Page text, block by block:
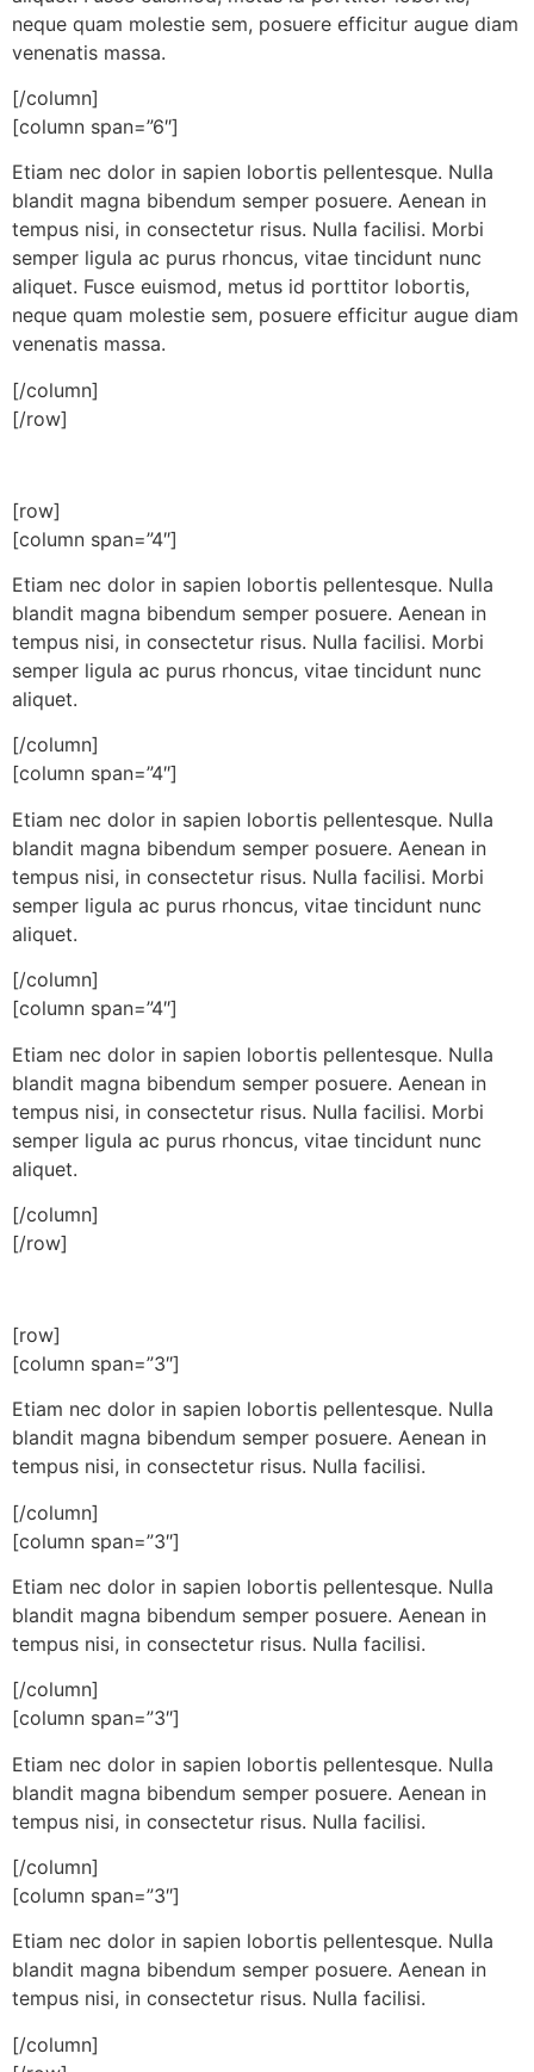
neque quam molestie sem, posuere efficitur augue diam
venenatis massa.
[/column]
[column span=”6″]
Etiam nec dolor in sapien lobortis pellentesque. Nulla
blandit magna bibendum semper posuere. Aenean in
tempus nisi, in consectetur risus. Nulla facilisi. Morbi
semper ligula ac purus rhoncus, vitae tincidunt nunc
aliquet. Fusce euismod, metus id porttitor lobortis,
neque quam molestie sem, posuere efficitur augue diam
venenatis massa.
[/column]
[/row]
[row]
[column span=”4″]
Etiam nec dolor in sapien lobortis pellentesque. Nulla
blandit magna bibendum semper posuere. Aenean in
tempus nisi, in consectetur risus. Nulla facilisi. Morbi
semper ligula ac purus rhoncus, vitae tincidunt nunc
aliquet.
[/column]
[column span=”4″]
Etiam nec dolor in sapien lobortis pellentesque. Nulla
blandit magna bibendum semper posuere. Aenean in
tempus nisi, in consectetur risus. Nulla facilisi. Morbi
semper ligula ac purus rhoncus, vitae tincidunt nunc
aliquet.
[/column]
[column span=”4″]
Etiam nec dolor in sapien lobortis pellentesque. Nulla
blandit magna bibendum semper posuere. Aenean in
tempus nisi, in consectetur risus. Nulla facilisi. Morbi
semper ligula ac purus rhoncus, vitae tincidunt nunc
aliquet.
[/column]
[/row]
[row]
[column span=”3″]
Etiam nec dolor in sapien lobortis pellentesque. Nulla
blandit magna bibendum semper posuere. Aenean in
tempus nisi, in consectetur risus. Nulla facilisi.
[/column]
[column span=”3″]
Etiam nec dolor in sapien lobortis pellentesque. Nulla
blandit magna bibendum semper posuere. Aenean in
tempus nisi, in consectetur risus. Nulla facilisi.
[/column]
[column span=”3″]
Etiam nec dolor in sapien lobortis pellentesque. Nulla
blandit magna bibendum semper posuere. Aenean in
tempus nisi, in consectetur risus. Nulla facilisi.
[/column]
[column span=”3″]
Etiam nec dolor in sapien lobortis pellentesque. Nulla
blandit magna bibendum semper posuere. Aenean in
tempus nisi, in consectetur risus. Nulla facilisi.
[/column]